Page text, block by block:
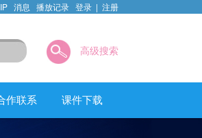
消息 播放记录 登录 | 注册
高级搜索
作联系 课件下载